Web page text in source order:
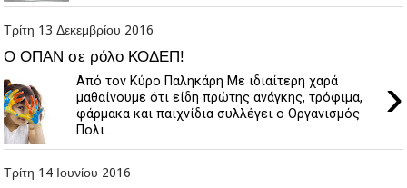
Τρίτη 13 Δεκεμβρίου 2016
Ο ΟΠΑΝ σε ρόλο ΚΟΔΕΠ!
›
Από τον Κύρο Παληκάρη Με ιδιαίτερη χαρά
μαθαίνουμε ότι είδη πρώτης ανάγκης, τρόφιμα,
φάρμακα και παιχνίδια συλλέγει ο Οργανισμός
Πολι...
Τρίτη 14 Ιουνίου 2016